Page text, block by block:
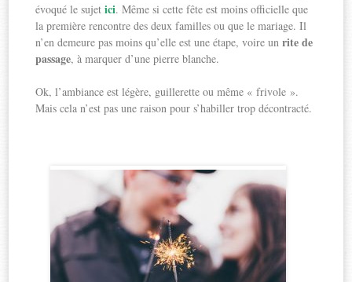
évoqué le sujet ici. Même si cette fête est moins officielle que
la première rencontre des deux familles ou que le mariage. Il
n’en demeure pas moins qu’elle est une étape, voire unrite de
passage, à marquer d’une pierre blanche.
Ok, l’ambiance est légère, guillerette ou même « frivole ».
Mais cela n’est pas une raison pour s’habiller trop décontracté.